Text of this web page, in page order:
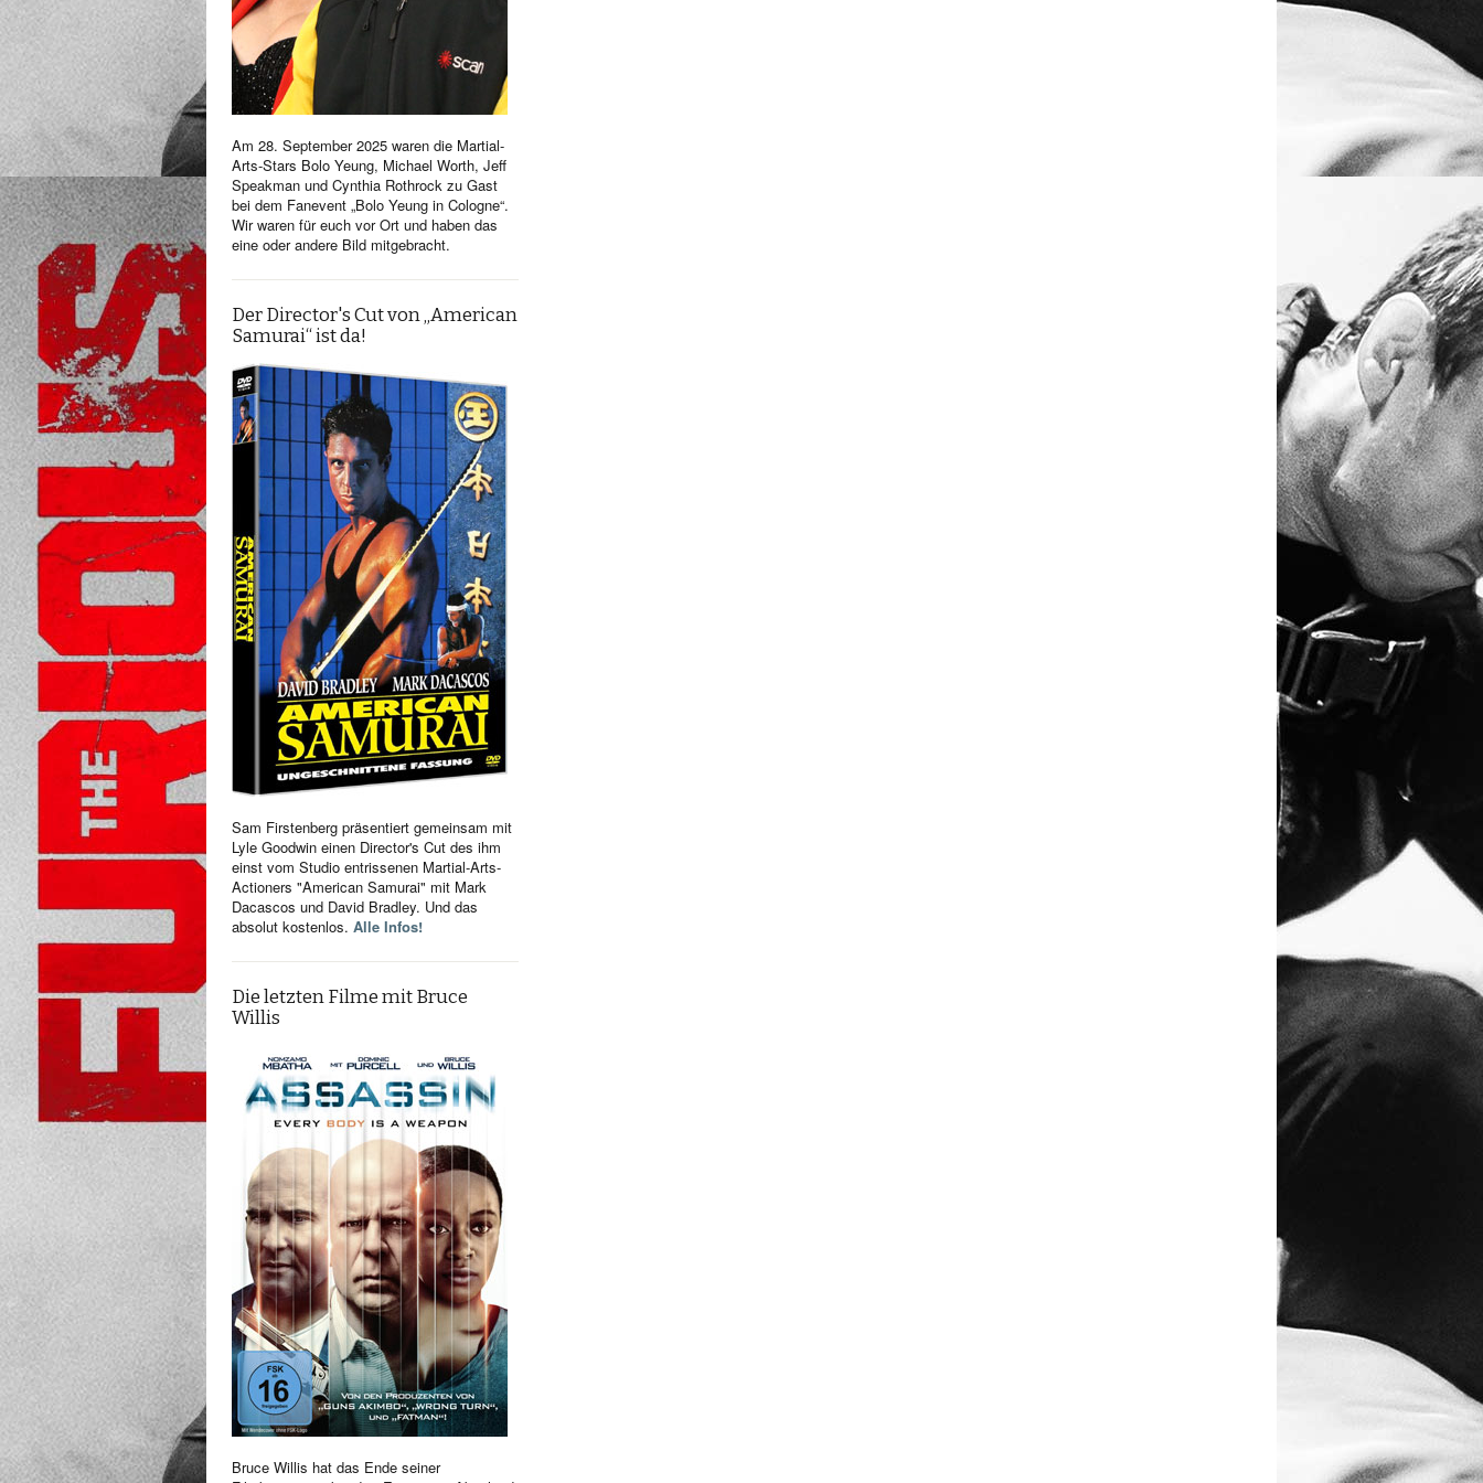
Am 28. September 2025 waren die Martial-
Arts-Stars Bolo Yeung, Michael Worth, Jeff
Speakman und Cynthia Rothrock zu Gast
bei dem Fanevent „Bolo Yeung in Cologne“.
Wir waren für euch vor Ort und haben das
eine oder andere Bild mitgebracht.
Der Director's Cut von „American
Samurai“ ist da!
Sam Firstenberg präsentiert gemeinsam mit
Lyle Goodwin einen Director's Cut des ihm
einst vom Studio entrissenen Martial-Arts-
Actioners "American Samurai" mit Mark
Dacascos und David Bradley. Und das
absolut kostenlos. Alle Infos!
Die letzten Filme mit Bruce
Willis
Bruce Willis hat das Ende seiner